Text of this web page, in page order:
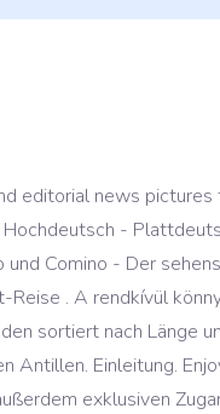
editorial news pictures
-
und Comino - Der
Reise . A rendkívül
sortiert nach Länge
Antillen. Einleitung.
exklusiven